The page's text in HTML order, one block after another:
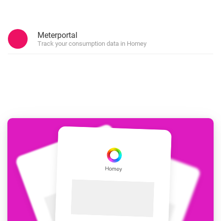
Meterportal
Track your consumption data in Homey